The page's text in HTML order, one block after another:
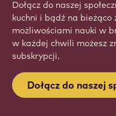
Dołącz do naszej
kuchni i bądź na
możliwościami nauki w
w każdej chwili możesz
subskrypcji.
Dołącz do naszej